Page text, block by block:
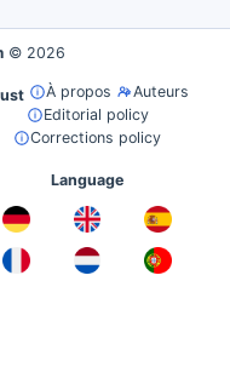
© 2026
À propos
Auteurs
Editorial policy
Corrections policy
Language